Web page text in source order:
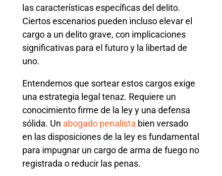
las características específicas del delito.
Ciertos escenarios pueden incluso elevar el
cargo a un delito grave, con implicaciones
significativas para el futuro y la libertad de
uno.
Entendemos que sortear estos cargos exige
una estrategia legal tenaz. Requiere un
conocimiento firme de la ley y una defensa
sólida. Un abogado penalista bien versado
en las disposiciones de la ley es fundamental
para impugnar un cargo de arma de fuego no
registrada o reducir las penas.